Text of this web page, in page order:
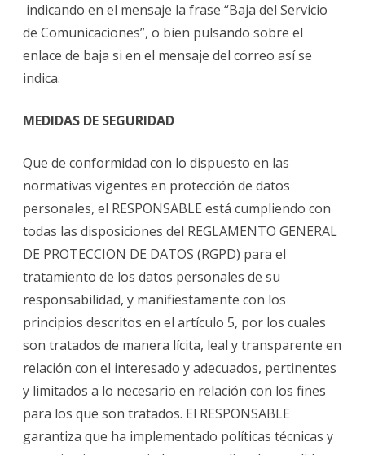
indicando en el mensaje la frase “Baja del Servicio
de Comunicaciones”, o bien pulsando sobre el
enlace de baja si en el mensaje del correo así se
indica.
MEDIDAS DE SEGURIDAD
Que de conformidad con lo dispuesto en las
normativas vigentes en protección de datos
personales, el RESPONSABLE está cumpliendo con
todas las disposiciones del REGLAMENTO GENERAL
DE PROTECCION DE DATOS (RGPD) para el
tratamiento de los datos personales de su
responsabilidad, y manifiestamente con los
principios descritos en el artículo 5, por los cuales
son tratados de manera lícita, leal y transparente en
relación con el interesado y adecuados, pertinentes
y limitados a lo necesario en relación con los fines
para los que son tratados. El RESPONSABLE
garantiza que ha implementado políticas técnicas y